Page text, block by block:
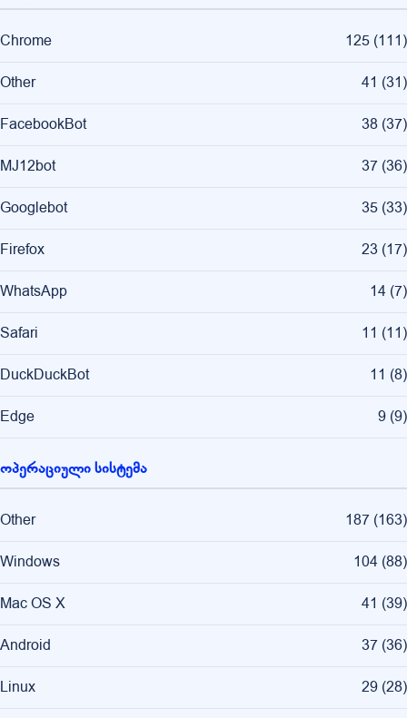
Chrome 125 (111)
Other 41 (31)
FacebookBot 38 (37)
MJ12bot 37 (36)
Googlebot 35 (33)
Firefox 23 (17)
WhatsApp 14 (7)
Safari 11 (11)
DuckDuckBot 11 (8)
Edge 9 (9)
ოპერაციული სისტემა
Other 187 (163)
Windows 104 (88)
Mac OS X 41 (39)
Android 37 (36)
Linux 29 (28)